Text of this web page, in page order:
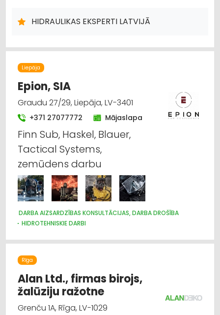
METĀLAPSTRĀDE
MAŠĪNBŪVE
ELEKTRONISKĀS IERĪCES, KOMPONENTES
HIDRAULIKAS EKSPERTI LATVIJĀ
Liepāja
Epion, SIA
Graudu 27/29, Liepāja, LV-3401
+371 27077772 Mājaslapa
Finn Sub, Haskel, Blauer,
Tactical Systems,
zemūdens darbu
DARBA AIZSARDZĪBAS KONSULTĀCIJAS, DARBA DROŠĪBA
HIDROTEHNISKIE DARBI
VAIRUMTIRDZNIECĪBA
UN APAVI; TIRDZNIECĪBA
GUMIJAS IZSTRĀDĀJUMI
INSTRUMENTU UN DARBARĪKU TIRDZNIECĪBA
INSTRUMENTU UN DARBARĪKU VAIRUMTIRDZNIECĪBA
MEDICĪNAS TEHNIKA, INSTRUMENTI, PRECES UN PIEDERUMI
Rīga
Alan Ltd., firmas birojs,
žalūziju ražotne
Grenču 1A, Rīga, LV-1029